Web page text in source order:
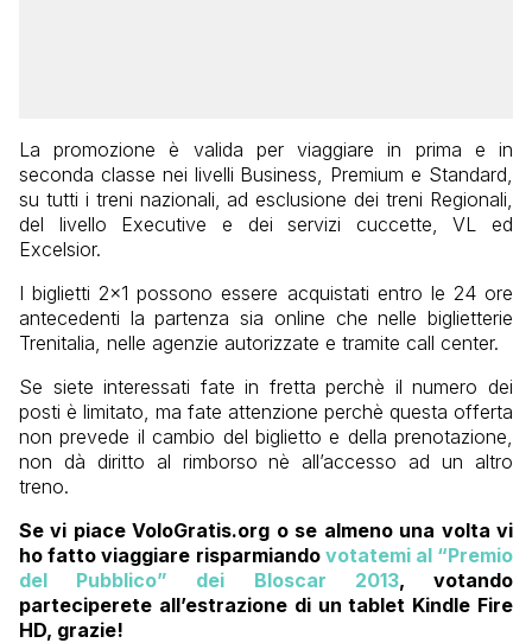
La promozione è valida per viaggiare in prima e in
seconda classe nei livelli Business, Premium e Standard,
su tutti i treni nazionali, ad esclusione dei treni Regionali,
del livello Executive e dei servizi cuccette, VL ed
Excelsior.
I biglietti 2×1 possono essere acquistati entro le 24 ore
antecedenti la partenza sia online che nelle biglietterie
Trenitalia, nelle agenzie autorizzate e tramite call center.
Se siete interessati fate in fretta perchè il numero dei
posti è limitato , ma fate attenzione perchè questa offerta
non prevede il cambio del biglietto e della prenotazione,
non dà diritto al rimborsonè all’accesso ad un altro
treno.
Se vi piace VoloGratis.org o se almeno una volta vi
ho fatto viaggiare risparmiando votatemi al “Premio
del Pubblico” dei Bloscar 2013, votando
parteciperete all’estrazione di un tablet Kindle Fire
HD, grazie!